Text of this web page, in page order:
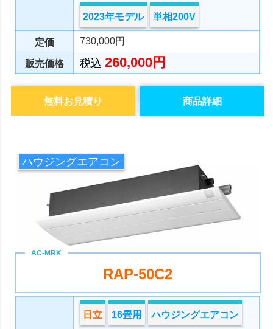
2023年モデル 単相200V
定価 730,000円
販売価格 税込260,000円
商品詳細
無料お見積り
ハウジングエアコン
RAP-50C2
日立 16畳用 ハウジングエアコン